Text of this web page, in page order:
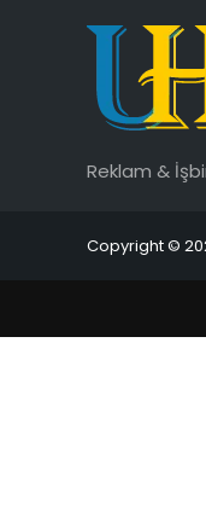
Reklam &
Copyright ©